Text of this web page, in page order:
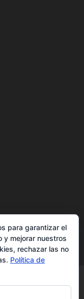
para garantizar el
y mejorar nuestros
rechazar las no
Política de